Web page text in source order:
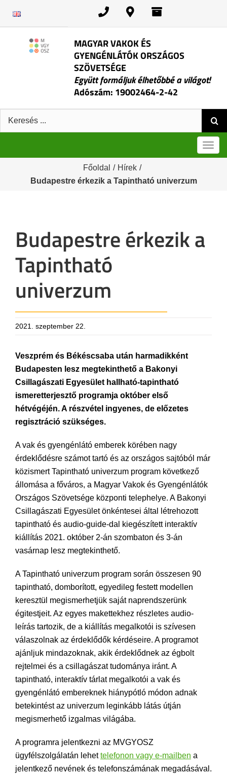
MAGYAR VAKOK ÉS
GYENGÉNLÁTÓK ORSZÁGOS
SZÖVETSÉGE
Együtt formáljuk élhetőbbé a világot!
Adószám: 19002464-2-42
Keresés:
Főoldal / Hírek /
Budapestre érkezik a Tapintható univerzum
Budapestre érkezik a
Tapintható
univerzum
2021. szeptember 22.
Veszprém és Békéscsaba után harmadikként
Budapesten lesz megtekinthető a Bakonyi
Csillagászati Egyesület hallható-tapintható
ismeretterjesztő programja október első
hétvégéjén. A részvétel ingyenes, de előzetes
regisztráció szükséges.
A vak és gyengénlátó emberek körében nagy
érdeklődésre számot tartó és az országos sajtóból már
közismert Tapintható univerzum program következő
állomása a főváros, a Magyar Vakok és Gyengénlátók
Országos Szövetsége központi telephelye. A Bakonyi
Csillagászati Egyesület önkéntesei által létrehozott
tapintható és audio-guide-dal kiegészített interaktív
kiállítás 2021. október 2-án szombaton és 3-án
vasárnap lesz megtekinthető.
A Tapintható univerzum program során összesen 90
tapintható, domborított, egyedileg festett modellen
keresztül megismerhetjük saját naprendszerünk
égitestjeit. Az egyes makettekhez részletes audio-
leírás tartozik, de a kiállítás megalkotói is szívesen
válaszolnak az érdeklődők kérdéseire. A programot
ajánljuk mindazoknak, akik érdeklődnek az égbolt
rejtelmei és a csillagászat tudománya iránt. A
tapintható, interaktív tárlat megalkotói a vak és
gyengénlátó embereknek hiánypótló módon adnak
betekintést az univerzum leginkább látás útján
megismerhető izgalmas világába.
A programra jelentkezni az MVGYOSZ
ügyfélszolgálatán lehettelefonon vagy e-mailben a
jelentkező nevének és telefonszámának megadásával.